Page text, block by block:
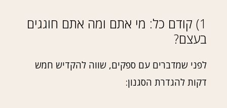
1) קודם כל: מי אתם ומה אתם חוגגים
בעצם?
לפני שמדברים עם ספקים, שווה להקדיש חמש
דקות להגדרת הסגנון: